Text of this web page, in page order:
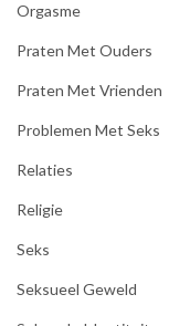
Orgasme
Praten Met Ouders
Praten Met Vrienden
Problemen Met Seks
Relaties
Religie
Seks
Seksueel Geweld